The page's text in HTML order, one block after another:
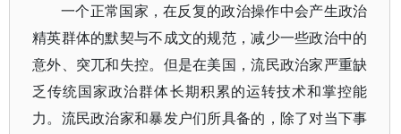
一个正常国家，在反复的政治操作中会产生政治
精英群体的默契与不成文的规范，减少一些政治中的
意外、突兀和失控。但是在美国，流民政治家严重缺
乏传统国家政治群体长期积累的运转技术和掌控能
力。流民政治家和暴发户们所具备的，除了对当下事